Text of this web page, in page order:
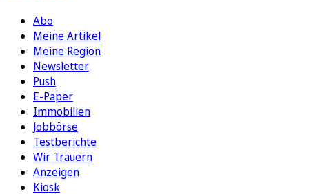
Abo
Meine Artikel
Meine Region
Newsletter
Push
E-Paper
Immobilien
Jobbörse
Testberichte
Wir Trauern
Anzeigen
Kiosk